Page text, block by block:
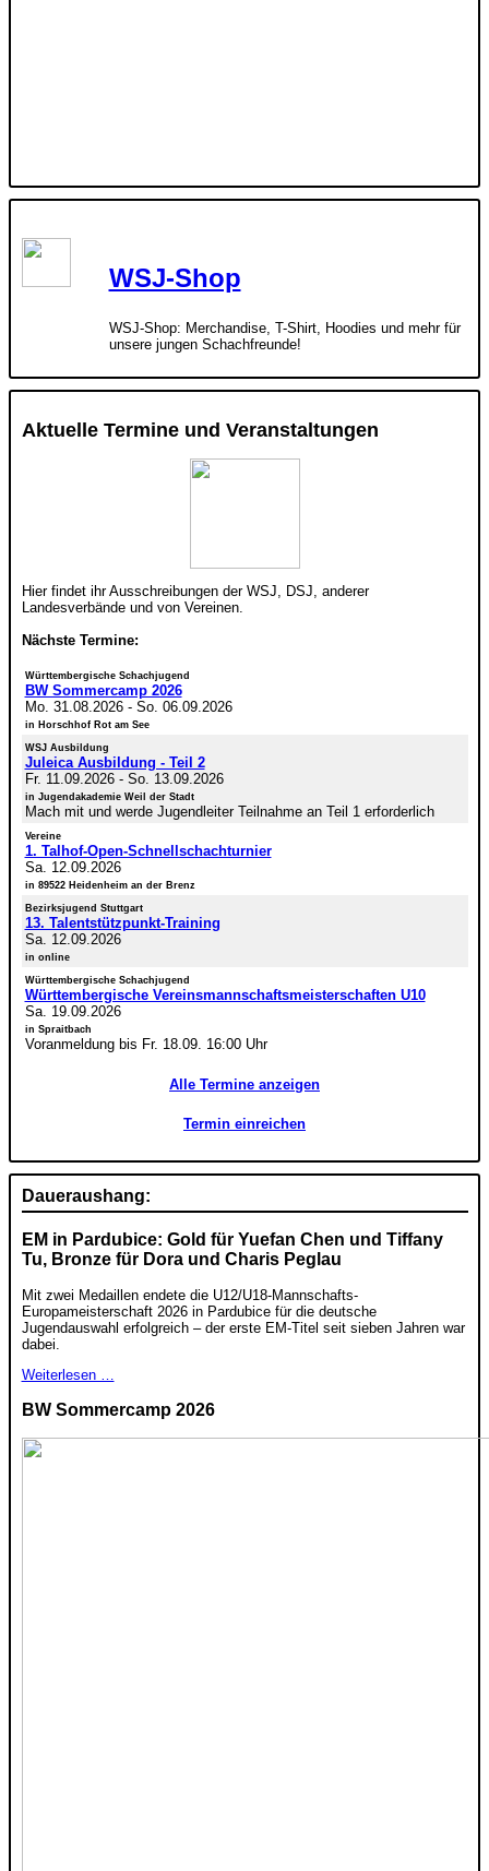
WSJ-Shop
WSJ-Shop: Merchandise, T-Shirt, Hoodies und mehr für
unsere jungen Schachfreunde!
Aktuelle Termine und Veranstaltungen
Hier findet ihr Ausschreibungen der WSJ, DSJ, anderer
Landesverbände und von Vereinen.
Nächste Termine:
Württembergische Schachjugend
BW Sommercamp 2026
Mo. 31.08.2026- So. 06.09.2026
in Horschhof Rot am See
WSJ Ausbildung
Juleica Ausbildung - Teil 2
Fr. 11.09.2026- So. 13.09.2026
in Jugendakademie Weil der Stadt
Mach mit und werde Jugendleiter Teilnahme an Teil 1 erforderlich
Vereine
1. Talhof-Open-Schnellschachturnier
Sa. 12.09.2026
in 89522 Heidenheim an der Brenz
Bezirksjugend Stuttgart
13. Talentstützpunkt-Training
Sa. 12.09.2026
in online
Württembergische Schachjugend
Württembergische Vereinsmannschaftsmeisterschaften U10
Sa. 19.09.2026
in Spraitbach
Voranmeldung bis Fr. 18.09. 16:00 Uhr
Alle Termine anzeigen
Termin einreichen
Daueraushang:
EM in Pardubice: Gold für Yuefan Chen und Tiffany
Tu, Bronze für Dora und Charis Peglau
Mit zwei Medaillen endete die U12/U18-Mannschafts-
Europameisterschaft 2026 in Pardubice für die deutsche
Jugendauswahl erfolgreich – der erste EM-Titel seit sieben Jahren war
dabei.
Weiterlesen …
BW Sommercamp 2026